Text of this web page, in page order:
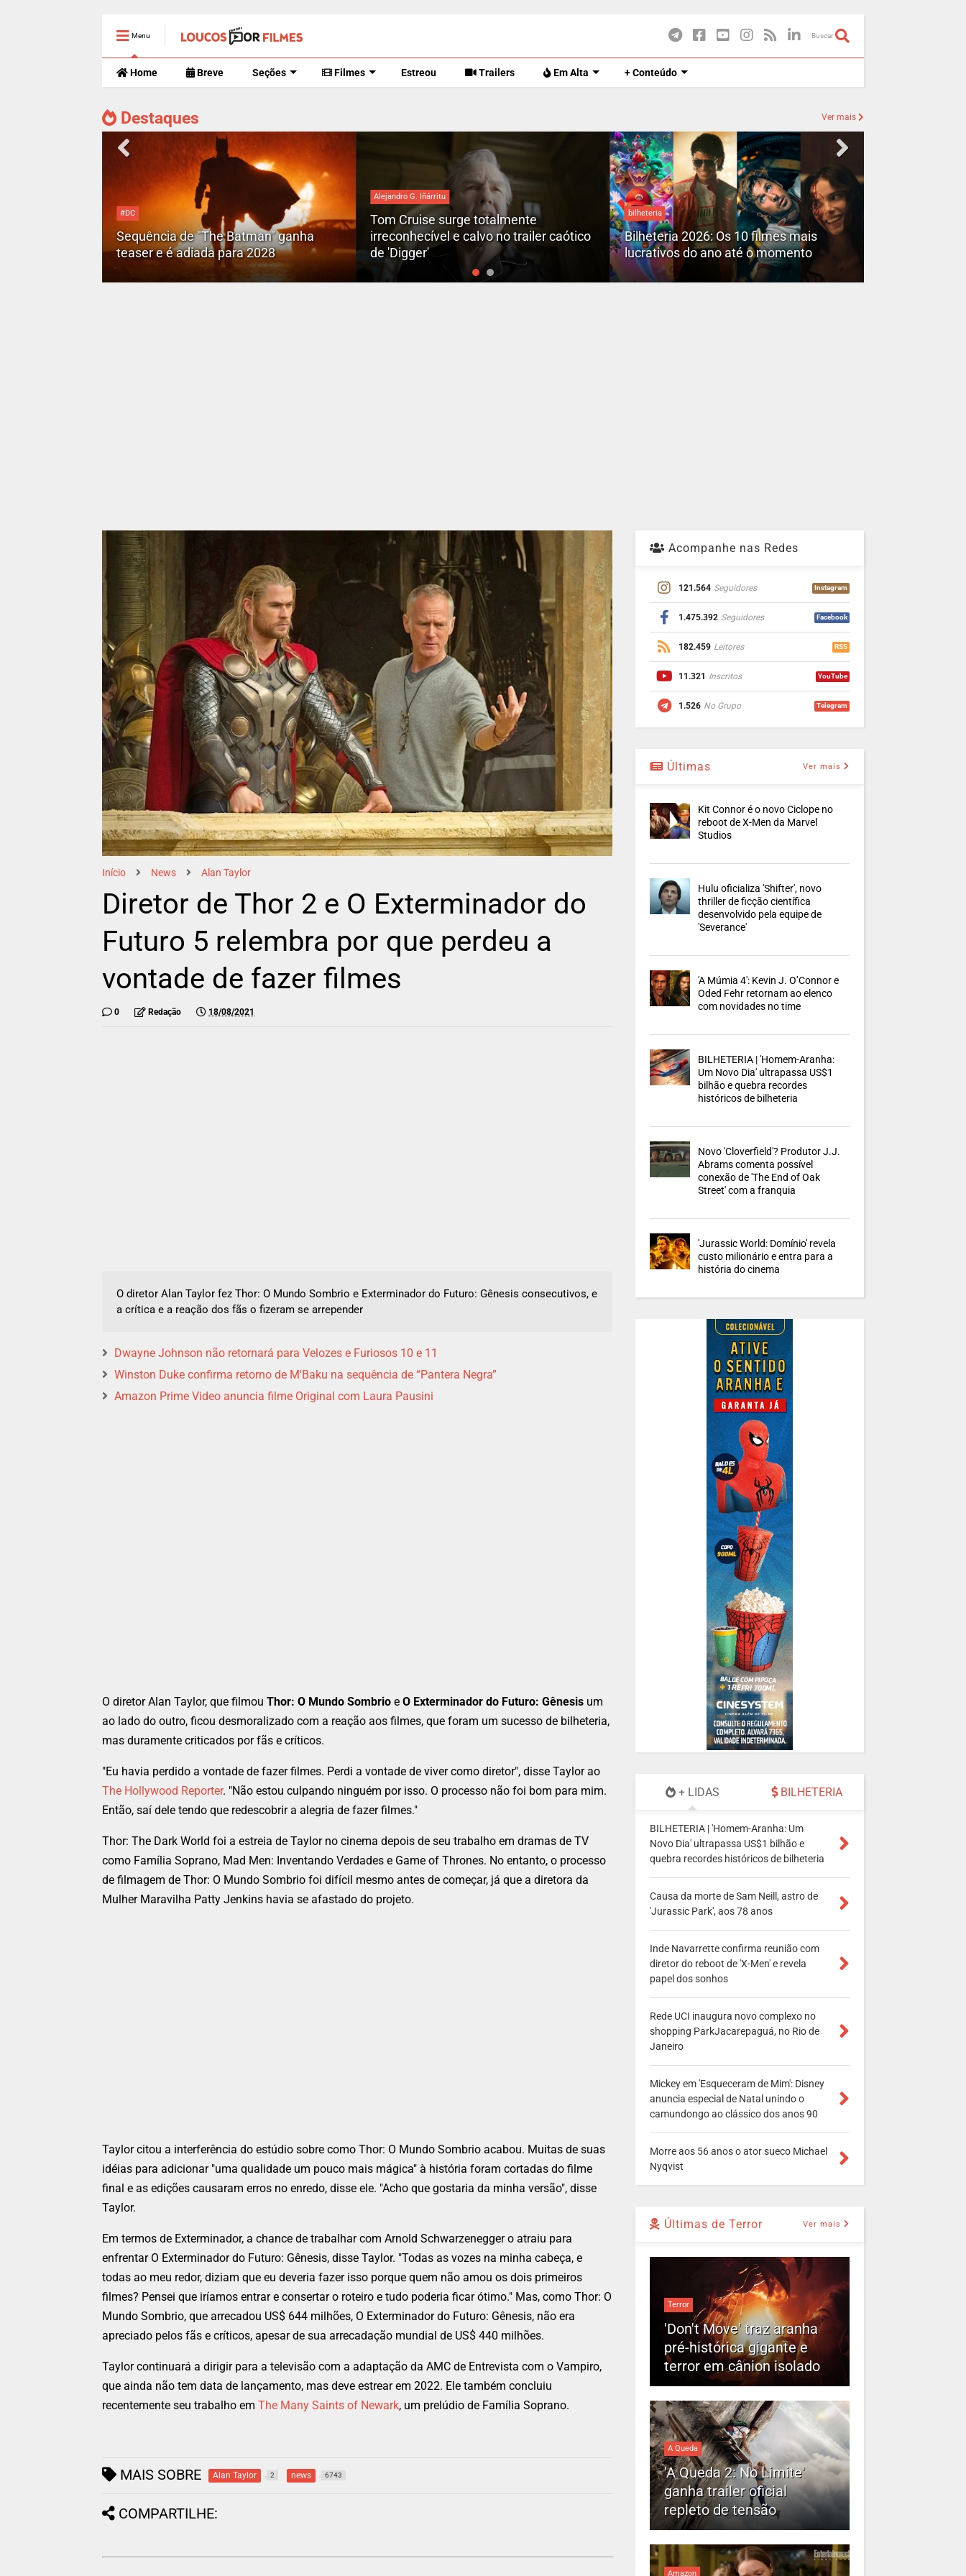
Menu Buscar
Home Breve Seções Filmes Estreou Trailers Em Alta + Conteúdo
Destaques Ver mais
#DC
Sequência de "The Batman" ganha
teaser e é adiada para 2028
Alejandro G. Iñárritu
Tom Cruise surge totalmente
irreconhecível e calvo no trailer caótico
de 'Digger'
bilheteria
Bilheteria 2026: Os 10 filmes mais
lucrativos do ano até o momento
Início News Alan Taylor
Diretor de Thor 2 e O Exterminador do
Futuro 5 relembra por que perdeu a
vontade de fazer filmes
0 Redação 18/08/2021
O diretor Alan Taylor fez Thor: O Mundo Sombrio e Exterminador do Futuro: Gênesis consecutivos, e
a crítica e a reação dos fãs o fizeram se arrepender
Dwayne Johnson não retornará para Velozes e Furiosos 10 e 11
Winston Duke confirma retorno de M'Baku na sequência de “Pantera Negra”
Amazon Prime Video anuncia filme Original com Laura Pausini
O diretor Alan Taylor, que filmou Thor: O Mundo Sombrio e O Exterminador do Futuro: Gênesis um
ao lado do outro, ficou desmoralizado com a reação aos filmes, que foram um sucesso de bilheteria,
mas duramente criticados por fãs e críticos.
"Eu havia perdido a vontade de fazer filmes. Perdi a vontade de viver como diretor", disse Taylor ao
The Hollywood Reporter. "Não estou culpando ninguém por isso. O processo não foi bom para mim.
Então, saí dele tendo que redescobrir a alegria de fazer filmes."
Thor: The Dark World foi a estreia de Taylor no cinema depois de seu trabalho em dramas de TV
como Família Soprano, Mad Men: Inventando Verdades e Game of Thrones. No entanto, o processo
de filmagem de Thor: O Mundo Sombrio foi difícil mesmo antes de começar, já que a diretora da
Mulher Maravilha Patty Jenkins havia se afastado do projeto.
Taylor citou a interferência do estúdio sobre como Thor: O Mundo Sombrio acabou. Muitas de suas
idéias para adicionar "uma qualidade um pouco mais mágica" à história foram cortadas do filme
final e as edições causaram erros no enredo, disse ele. "Acho que gostaria da minha versão", disse
Taylor.
Em termos de Exterminador, a chance de trabalhar com Arnold Schwarzenegger o atraiu para
enfrentar O Exterminador do Futuro: Gênesis, disse Taylor. "Todas as vozes na minha cabeça, e
todas ao meu redor, diziam que eu deveria fazer isso porque quem não amou os dois primeiros
filmes? Pensei que iríamos entrar e consertar o roteiro e tudo poderia ficar ótimo." Mas, como Thor: O
Mundo Sombrio, que arrecadou US$ 644 milhões, O Exterminador do Futuro: Gênesis, não era
apreciado pelos fãs e críticos, apesar de sua arrecadação mundial de US$ 440 milhões.
Taylor continuará a dirigir para a televisão com a adaptação da AMC de Entrevista com o Vampiro,
que ainda não tem data de lançamento, mas deve estrear em 2022. Ele também concluiu
recentemente seu trabalho em The Many Saints of Newark, um prelúdio de Família Soprano.
MAIS SOBRE Alan Taylor 2 news 6743
COMPARTILHE:
Acompanhe nas Redes
121.564 Seguidores Instagram
1.475.392 Seguidores Facebook
182.459 Leitores RSS
11.321 Inscritos YouTube
1.526 No Grupo Telegram
Últimas Ver mais
Kit Connor é o novo Ciclope no
reboot de X-Men da Marvel
Studios
Hulu oficializa 'Shifter', novo
thriller de ficção científica
desenvolvido pela equipe de
'Severance'
'A Múmia 4': Kevin J. O’Connor e
Oded Fehr retornam ao elenco
com novidades no time
BILHETERIA | 'Homem-Aranha:
Um Novo Dia' ultrapassa US$1
bilhão e quebra recordes
históricos de bilheteria
Novo 'Cloverfield'? Produtor J.J.
Abrams comenta possível
conexão de 'The End of Oak
Street' com a franquia
'Jurassic World: Domínio' revela
custo milionário e entra para a
história do cinema
+ LIDAS BILHETERIA
BILHETERIA | 'Homem-Aranha: Um
Novo Dia' ultrapassa US$1 bilhão e
quebra recordes históricos de bilheteria
Causa da morte de Sam Neill, astro de
'Jurassic Park', aos 78 anos
Inde Navarrette confirma reunião com
diretor do reboot de 'X-Men' e revela
papel dos sonhos
Rede UCI inaugura novo complexo no
shopping ParkJacarepaguá, no Rio de
Janeiro
Mickey em 'Esqueceram de Mim': Disney
anuncia especial de Natal unindo o
camundongo ao clássico dos anos 90
Morre aos 56 anos o ator sueco Michael
Nyqvist
Últimas de Terror Ver mais
Terror
'Don't Move' traz aranha
pré-histórica gigante e
terror em cânion isolado
A Queda
'A Queda 2: No Limite'
ganha trailer oficial
repleto de tensão
Amazon